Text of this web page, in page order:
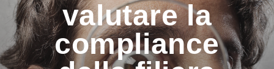
valutare la
compliance